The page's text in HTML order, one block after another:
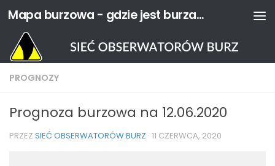
Przejdź do treści Mapa burzowa - gdzie jest burza? | Sieć Obserwatorów Burz
PROGNOZY
Prognoza burzowa na 12.06.2020
PRZEZ SIEĆ OBSERWATORÓW BURZ · 11 CZERWCA, 2020